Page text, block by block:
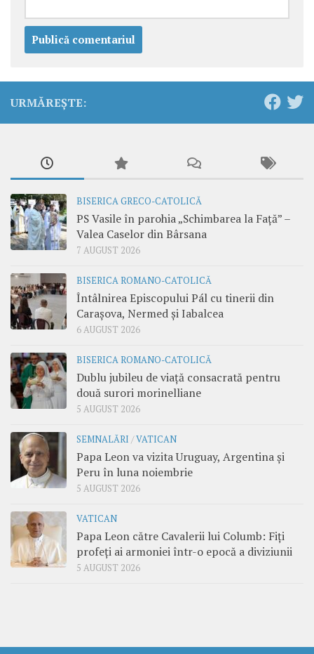
URMĂREȘTE:
BISERICA GRECO-CATOLICĂ
PS Vasile în parohia „Schimbarea la Față” –
Valea Caselor din Bârsana
7 AUGUST 2026
BISERICA ROMANO-CATOLICĂ
Întâlnirea Episcopului Pál cu tinerii din
Carașova, Nermed și Iabalcea
6 AUGUST 2026
BISERICA ROMANO-CATOLICĂ
Dublu jubileu de viață consacrată pentru
două surori morinelliane
5 AUGUST 2026
SEMNALĂRI /VATICAN
Papa Leon va vizita Uruguay, Argentina și
Peru în luna noiembrie
5 AUGUST 2026
VATICAN
Papa Leon către Cavalerii lui Columb: Fiți
profeți ai armoniei într-o epocă a diviziunii
5 AUGUST 2026